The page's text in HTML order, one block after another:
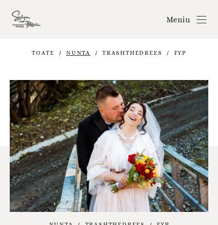
Meniu
TOATE NUNTA TRASHTHEDREES FYP